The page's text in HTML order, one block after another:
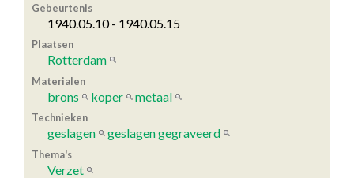
Gebeurtenis
1940.05.10 - 1940.05.15
Plaatsen
Rotterdam
Materialen
brons koper metaal
Technieken
geslagen geslagen gegraveerd
Thema's
Verzet